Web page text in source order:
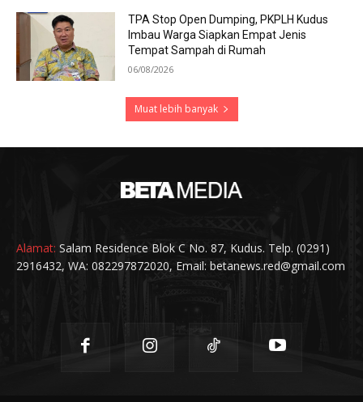
TPA Stop Open Dumping, PKPLH Kudus
Imbau Warga Siapkan Empat Jenis
Tempat Sampah di Rumah
06/08/2026
Muat lebih banyak
Alamat: Salam Residence Blok C No. 87, Kudus. Telp. (0291)
2916432, WA: 082297872020, Email: betanews.red@gmail.com